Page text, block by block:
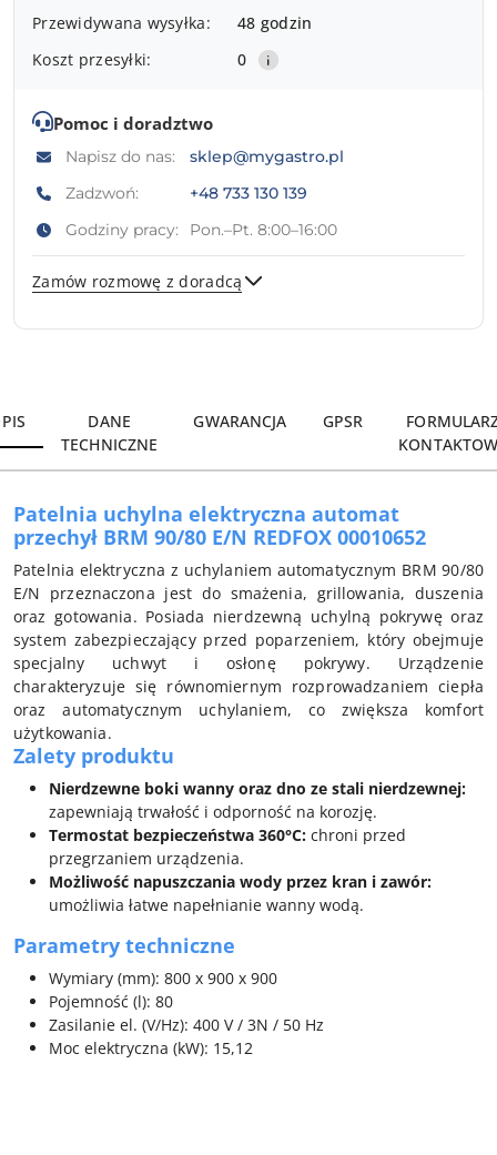
dostawa
Przewidywana wysyłka:
48 godzin
Koszt przesyłki:
0
Pomoc i doradztwo
Napisz do nas:
sklep@mygastro.pl
Zadzwoń:
+48 733 130 139
Godziny pracy:
Pon.–Pt. 8:00–16:00
Zamów rozmowę z doradcą
DANE
TECHNICZNE
GWARANCJA GPSR
Patelnia uchylna elektryczna automat
przechył BRM 90/80 E/N REDFOX 00010652
Patelnia elektryczna z uchylaniem automatycznym BRM 90/80
E/N przeznaczona jest do smażenia, grillowania, duszenia
oraz gotowania. Posiada nierdzewną uchylną pokrywę oraz
system zabezpieczający przed poparzeniem, który obejmuje
specjalny uchwyt i osłonę pokrywy. Urządzenie
charakteryzuje się równomiernym rozprowadzaniem ciepła
oraz automatycznym uchylaniem, co zwiększa komfort
użytkowania.
Zalety produktu
Nierdzewne boki wanny oraz dno ze stali nierdzewnej:
zapewniają trwałość i odporność na korozję.
Termostat bezpieczeństwa 360°C: chroni przed
przegrzaniem urządzenia.
Możliwość napuszczania wody przez kran i zawór:
umożliwia łatwe napełnianie wanny wodą.
Parametry techniczne
Wymiary (mm): 800 x 900 x 900
Pojemność (l): 80
Zasilanie el. (V/Hz): 400 V / 3N / 50 Hz
Moc elektryczna (kW): 15,12